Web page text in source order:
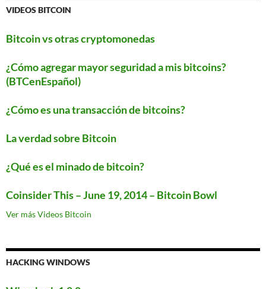
VIDEOS BITCOIN
Bitcoin vs otras cryptomonedas
¿Cómo agregar mayor seguridad a mis bitcoins?
(BTCenEspañol)
¿Cómo es una transacción de bitcoins?
La verdad sobre Bitcoin
¿Qué es el minado de bitcoin?
Coinsider This – June 19, 2014 – Bitcoin Bowl
Ver más Videos Bitcoin
HACKING WINDOWS